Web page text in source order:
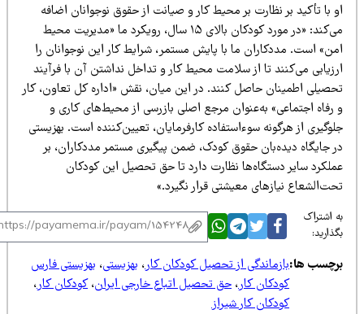
با تأکید بر نظارت بر محیط کار و صیانت از حقوق نوجوانان اضافه
می‌کند: «در مورد کودکان بالای ۱۵ سال، رویکرد ما «مدیریت محیط
است. مددکاران ما با پایش مستمر، شرایط کار این نوجوانان را
می‌کنند تا از سلامت محیط کار و تداخل نداشتن آن با فرآیند
اطمینان حاصل کنند. در این میان، نقش «اداره کل تعاون، کار
رفاه اجتماعی» به‌عنوان مرجع اصلی بازرسی از محیط‌های کاری و
از هرگونه سوءاستفاده کارفرمایان، تعیین‌کننده است. بهزیستی
جایگاه دیده‌بان حقوق کودک، ضمن پیگیری مستمر مددکاران، بر
سایر دستگاه‌ها نظارت دارد تا حق تحصیل این کودکان
نیازهای معیشتی قرار نگیرد.»
اشتراک
ها:بازماندگی از تحصیل کودکان کار،بهزیستی،بهزیستی فارس
کودکان کار،حق تحصیل اتباع خارجی ایران،کودکان کار،
کودکان کار شیراز